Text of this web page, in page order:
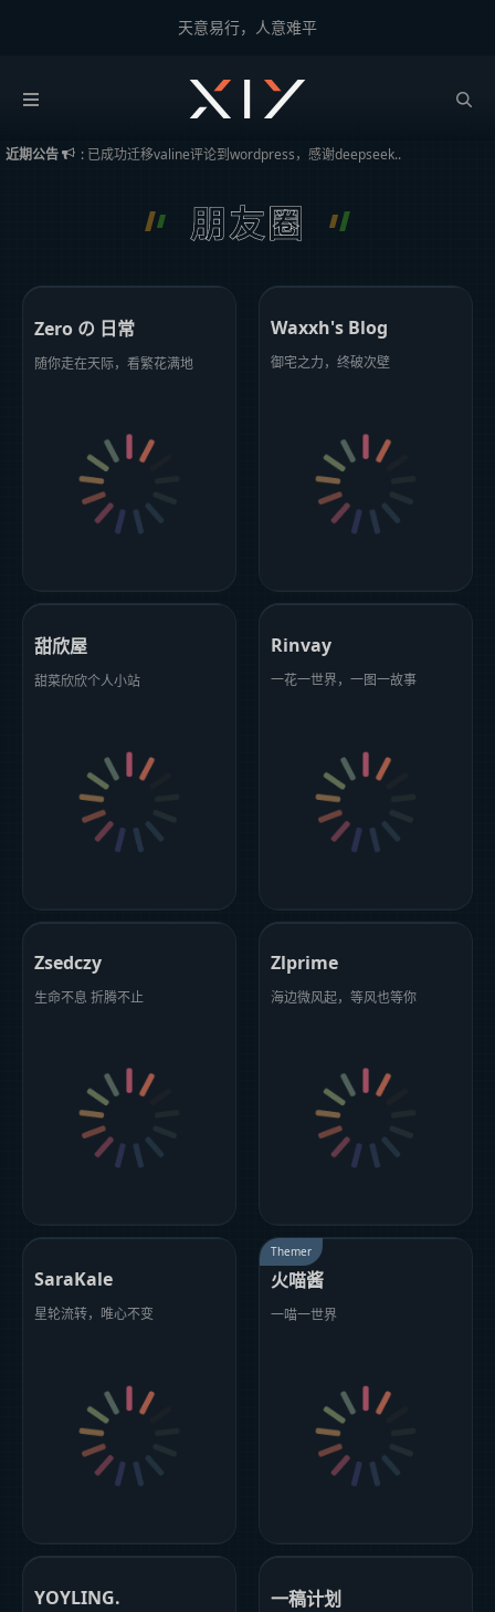
天意易行，人意难平
2BROEAR の 友链
近期公告 : 因为走心评论浏览了5000+评论，回首往事，时过境迁。
朋友圈
Zero の 日常
随你走在天际，看繁花满地
Waxxh's Blog
御宅之力，终破次壁
甜欣屋
甜菜欣欣个人小站
Rinvay
一花一世界，一图一故事
Zsedczy
生命不息 折腾不止
Zlprime
海边微风起，等风也等你
SaraKale
星轮流转，唯心不变
火喵酱
一喵一世界
Themer
YOYLING. 一稿计划